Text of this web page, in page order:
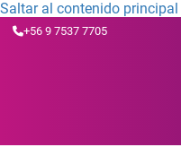
Saltar al contenido principal
+56 9 7537 7705